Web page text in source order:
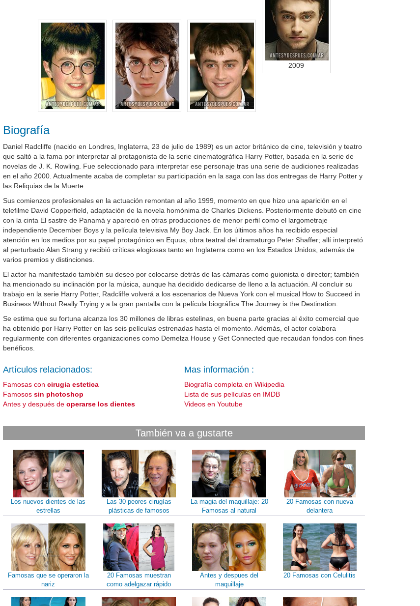
2009
Biografía
Daniel Radcliffe (nacido en Londres, Inglaterra, 23 de julio de 1989) es un actor británico de cine, televisión y teatro
que saltó a la fama por interpretar al protagonista de la serie cinematográfica Harry Potter, basada en la serie de
novelas de J. K. Rowling. Fue seleccionado para interpretar ese personaje tras una serie de audiciones realizadas
en el año 2000. Actualmente acaba de completar su participación en la saga con las dos entregas de Harry Potter y
las Reliquias de la Muerte.
Sus comienzos profesionales en la actuación remontan al año 1999, momento en que hizo una aparición en el
telefilme David Copperfield, adaptación de la novela homónima de Charles Dickens. Posteriormente debutó en cine
con la cinta El sastre de Panamá y apareció en otras producciones de menor perfil como el largometraje
independiente December Boys y la película televisiva My Boy Jack. En los últimos años ha recibido especial
atención en los medios por su papel protagónico en Equus, obra teatral del dramaturgo Peter Shaffer; allí interpretó
al perturbado Alan Strang y recibió críticas elogiosas tanto en Inglaterra como en los Estados Unidos, además de
varios premios y distinciones.
El actor ha manifestado también su deseo por colocarse detrás de las cámaras como guionista o director; también
ha mencionado su inclinación por la música, aunque ha decidido dedicarse de lleno a la actuación. Al concluir su
trabajo en la serie Harry Potter, Radcliffe volverá a los escenarios de Nueva York con el musical How to Succeed in
Business Without Really Trying y a la gran pantalla con la película biográfica The Journey is the Destination.
Se estima que su fortuna alcanza los 30 millones de libras estelinas, en buena parte gracias al éxito comercial que
ha obtenido por Harry Potter en las seis películas estrenadas hasta el momento. Además, el actor colabora
regularmente con diferentes organizaciones como Demelza House y Get Connected que recaudan fondos con fines
benéficos.
Artículos relacionados:
Famosas concirugia estetica
Famosossin photoshop
Antes y después deoperarse los dientes
Mas información :
Biografía completa en Wikipedia
Lista de sus películas en IMDB
Videos en Youtube
También va a gustarte
Los nuevos dientes de las
estrellas
Las 30 peores cirugías
plásticas de famosos
La magia del maquillaje: 20
Famosas al natural
20 Famosas con nueva
delantera
Famosas que se operaron la
nariz
20 Famosas muestran
como adelgazar rápido
Antes y despues del
maquillaje
20 Famosas con Celulitis